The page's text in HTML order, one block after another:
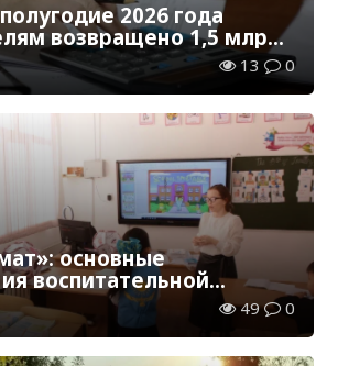
2026 года
возвращено 1,5 млрд
13 0
основные
воспитательной
учебном году
49 0